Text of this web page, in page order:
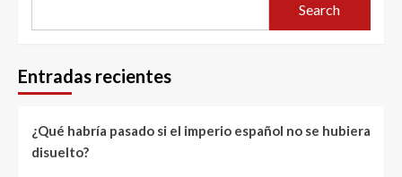
Search
Entradas recientes
¿Qué habría pasado si el imperio español no se hubiera
disuelto?